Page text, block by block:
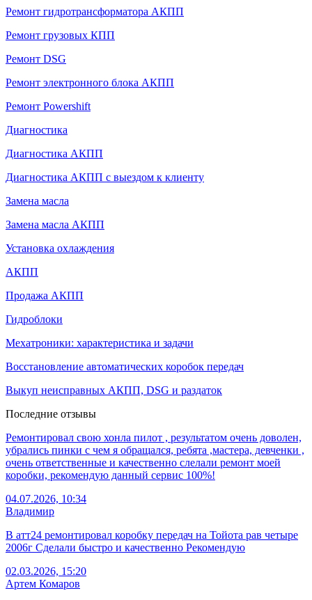
Ремонт гидротрансформатора АКПП
Ремонт грузовых КПП
Ремонт DSG
Ремонт электронного блока АКПП
Ремонт Powershift
Диагностика
Диагностика АКПП
Диагностика АКПП с выездом к клиенту
Замена масла
Замена масла АКПП
Установка охлаждения
АКПП
Продажа АКПП
Гидроблоки
Мехатроники: характеристика и задачи
Восстановление автоматических коробок передач
Выкуп неисправных АКПП, DSG и раздаток
Последние отзывы
Ремонтировал свою хонла пилот , результатом очень доволен,
убрались пинки с чем я обращался, ребята ,мастера, девченки ,
очень ответственные и качественно слелали ремонт моей
коробки, рекомендую данный сервис 100%!
04.07.2026, 10:34
Владимир
В атт24 ремонтировал коробку передач на Тойота рав четыре
2006г Сделали быстро и качественно Рекомендую
02.03.2026, 15:20
Артем Комаров